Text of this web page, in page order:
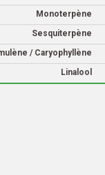
Monoterpène
Sesquiterpène
/ Caryophyllène
Linalool